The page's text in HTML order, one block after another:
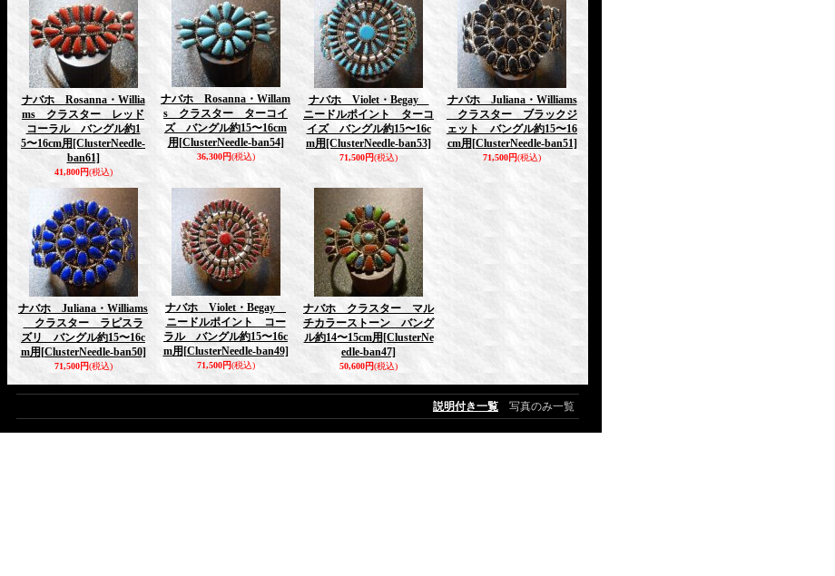
ナバホ Rosanna・Willia
ms クラスター レッド
コーラル バングル約1
5〜16cm用 [ClusterNeedle-
ban61]
41,800円(税込)
ナバホ Rosanna・Willam
s クラスター ターコイ
ズ バングル約15〜16cm
用 [ClusterNeedle-ban54]
36,300円(税込)
ナバホ Violet・Begay
ニードルポイント ターコ
イズ バングル約15〜16c
m用 [ClusterNeedle-ban53]
71,500円(税込)
ナバホ Juliana・Williams
クラスター ブラックジ
ェット バングル約15〜16
cm用 [ClusterNeedle-ban51]
71,500円(税込)
ナバホ Juliana・Williams
クラスター ラピスラ
ズリ バングル約15〜16c
m用 [ClusterNeedle-ban50]
71,500円(税込)
ナバホ Violet・Begay
ニードルポイント コー
ラル バングル約15〜16c
m用 [ClusterNeedle-ban49]
71,500円(税込)
ナバホ クラスター マル
チカラーストーン バング
ル約14〜15cm用 [ClusterNe
edle-ban47]
50,600円(税込)
説明付き一覧 写真のみ一覧